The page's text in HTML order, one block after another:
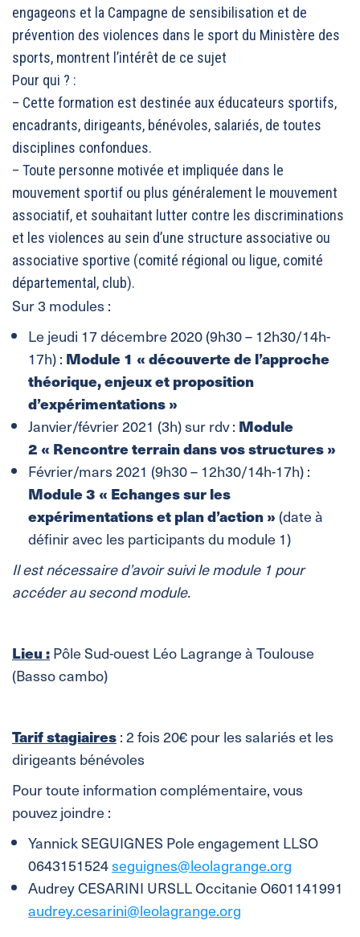
engageons et la Campagne de sensibilisation et de
prévention des violences dans le sport du Ministère des
sports, montrent l’intérêt de ce sujet
Pour qui ? :
– Cette formation est destinée aux éducateurs sportifs,
encadrants, dirigeants, bénévoles, salariés, de toutes
disciplines confondues.
– Toute personne motivée et impliquée dans le
mouvement sportif ou plus généralement le mouvement
associatif, et souhaitant lutter contre les discriminations
et les violences au sein d’une structure associative ou
associative sportive (comité régional ou ligue, comité
départemental, club).
Sur 3 modules :
Le jeudi 17 décembre 2020 (9h30 – 12h30/14h-
17h) : Module 1 «découverte de l’approche
théorique, enjeux et proposition
d’expérimentations »
Janvier/février 2021 (3h) sur rdv : Module
2 « Rencontre terrain dans vos structures »
Février/mars 2021 (9h30 – 12h30/14h-17h) :
Module 3 « Echangessur les
expérimentations et plan d’action » (date à
définir avec les participants du module 1)
Il est nécessaire d’avoir suivi le module 1 pour
accéder au second module.
Lieu :Pôle Sud-ouest Léo Lagrange à Toulouse
(Basso cambo)
Tarif stagiaires: 2 fois 20€ pour les salariés et les
dirigeants bénévoles
Pour toute information complémentaire, vous
pouvez joindre :
Yannick SEGUIGNES Pole engagement LLSO
0643151524seguignes@leolagrange.org
Audrey CESARINI URSLL Occitanie O601141991
audrey.cesarini@leolagrange.org